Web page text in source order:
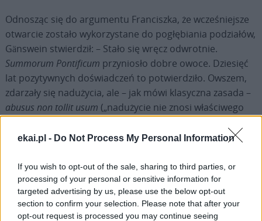
ekai.pl - Do Not Process My Personal Information
If you wish to opt-out of the sale, sharing to third parties, or
processing of your personal or sensitive information for
targeted advertising by us, please use the below opt-out
section to confirm your selection. Please note that after your
opt-out request is processed you may continue seeing
Odnosząc się do argumentu Franciszka, że wcześniejsze
otwarcie zostało wykorzystane do pogłębiania podziałów,
Gänswein stwierdził: – Stało się wręcz odwrotnie.
Summorum Pontificum przyniosło dobre owoce. Dziesięć
lat pozytywnych doświadczeń to potwierdziło. Owszem,
zdarzały się nadużycia, ale – jak mówi klasyczna zasada –
abusus non tollit usum („nadużycie nie znosi właściwego
ograniczać dostępu do Mszy trydenckiej wszystkim
za zachowaniem istniejących miejsc celebracji. Ten
liturgiczny pokój można jeszcze odbudować.